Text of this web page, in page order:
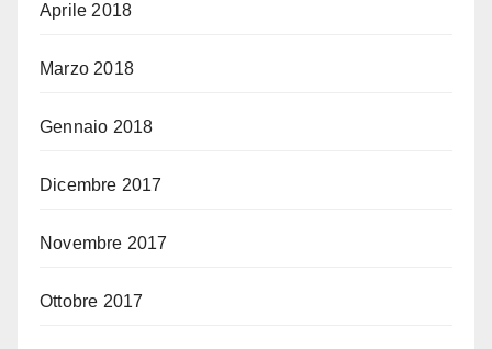
Aprile 2018
Marzo 2018
Gennaio 2018
Dicembre 2017
Novembre 2017
Ottobre 2017